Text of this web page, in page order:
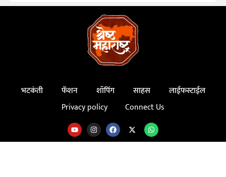
भटकंती फॅशन शॉपिंग साहस
लाईफस्टाईल
Privacy policy
Connect Us